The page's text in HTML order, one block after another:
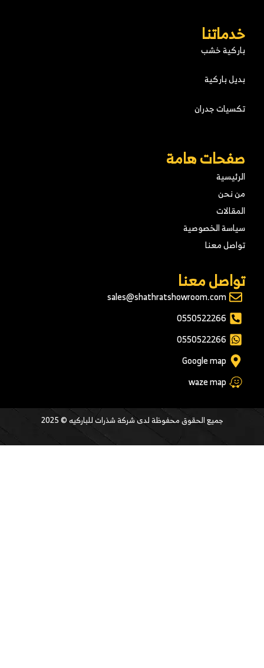
خشب
جدران
هامة
الخصوصية
معنا
معنا
sales@shathratshowroom.com
0550522266
0550522266
Google map
waze map
جميع الحقوق محفوظة لدى شركة شذرات للباركيه © 2025